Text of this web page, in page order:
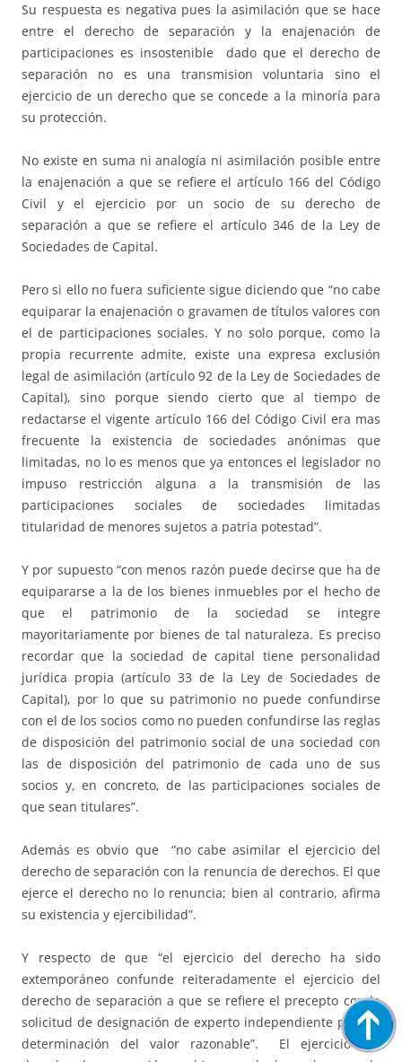
Su respuesta es negativa pues la asimilación que se hace
entre el derecho de separación y la enajenación de
participaciones es insostenible dado que el derecho de
separación no es una transmision voluntaria sino el
ejercicio de un derecho que se concede a la minoría para
su protección.
No existe en suma ni analogía ni asimilación posible entre
la enajenación a que se refiere el artículo 166 del Código
Civil y el ejercicio por un socio de su derecho de
separación a que se refiere el artículo 346 de la Ley de
Sociedades de Capital.
Pero si ello no fuera suficiente sigue diciendo que “no cabe
equiparar la enajenación o gravamen de títulos valores con
el de participaciones sociales. Y no solo porque, como la
propia recurrente admite, existe una expresa exclusión
legal de asimilación (artículo 92 de la Ley de Sociedades de
Capital), sino porque siendo cierto que al tiempo de
redactarse el vigente artículo 166 del Código Civil era mas
frecuente la existencia de sociedades anónimas que
limitadas, no lo es menos que ya entonces el legislador no
impuso restricción alguna a la transmisión de las
participaciones sociales de sociedades limitadas
titularidad de menores sujetos a patria potestad”.
Y por supuesto “con menos razón puede decirse que ha de
equipararse a la de los bienes inmuebles por el hecho de
que el patrimonio de la sociedad se integre
mayoritariamente por bienes de tal naturaleza. Es preciso
recordar que la sociedad de capital tiene personalidad
jurídica propia (artículo 33 de la Ley de Sociedades de
Capital), por lo que su patrimonio no puede confundirse
con el de los socios como no pueden confundirse las reglas
de disposición del patrimonio social de una sociedad con
las de disposición del patrimonio de cada uno de sus
socios y, en concreto, de las participaciones sociales de
que sean titulares”.
Además es obvio que “no cabe asimilar el ejercicio del
derecho de separación con la renuncia de derechos. El que
ejerce el derecho no lo renuncia; bien al contrario, afirma
su existencia y ejercibilidad”.
Y respecto de que “el ejercicio del derecho ha sido
extemporáneo confunde reiteradamente el ejercicio del
derecho de separación a que se refiere el precepto con la
solicitud de designación de experto independiente para la
determinación del valor razonable”. El ejercicio del